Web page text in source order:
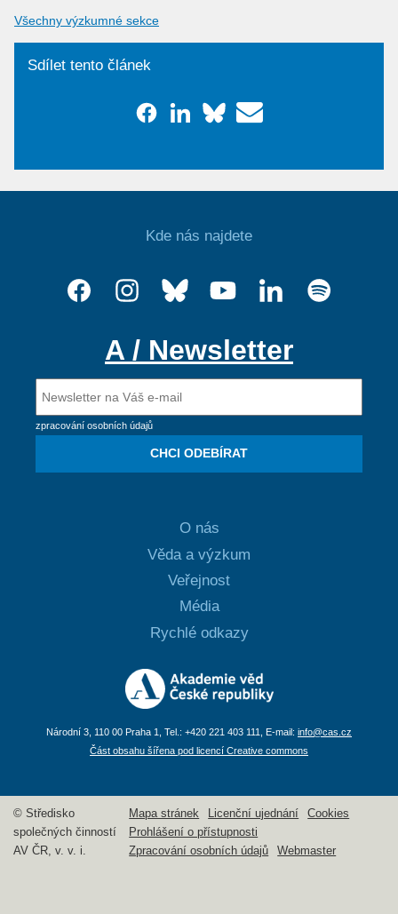
Všechny výzkumné sekce
Sdílet tento článek
Kde nás najdete
A / Newsletter
zpracování osobních údajů
CHCI ODEBÍRAT
O nás
Věda a výzkum
Veřejnost
Média
Rychlé odkazy
Národní 3, 110 00 Praha 1, Tel.: +420 221 403 111, E-mail: info@cas.cz
Část obsahu šířena pod licencí Creative commons
© Středisko
společných činností
AV ČR, v. v. i.
Mapa stránek Licenční ujednání
Cookies
Prohlášení o přístupnosti
Zpracování osobních údajů
Webmaster